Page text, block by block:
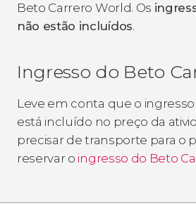
Beto Carrero World. Os
não estão incluídos.
Ingresso do Beto
Leve em conta que o
está incluído no preço da
precisar de transporte para o
reservar o ingresso do Beto